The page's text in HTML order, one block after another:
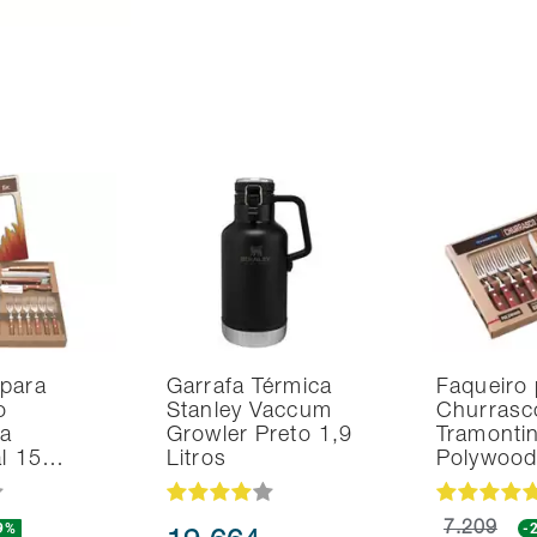
15…
Garrafa Térmica
Stanley Vaccum
Growler Preto 1,9
Litros
Faqueiro
7.209 -